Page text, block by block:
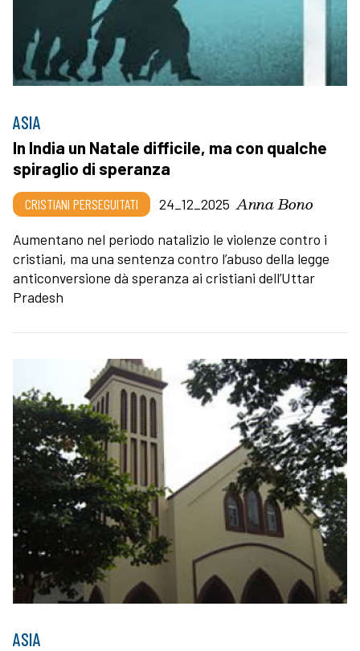
ASIA
In India un Natale difficile, ma con qualche
spiraglio di speranza
CRISTIANI PERSEGUITATI 24_12_2025 Anna Bono
Aumentano nel periodo natalizio le violenze contro i
cristiani, ma una sentenza contro l’abuso della legge
anticonversione dà speranza ai cristiani dell’Uttar
Pradesh
ASIA